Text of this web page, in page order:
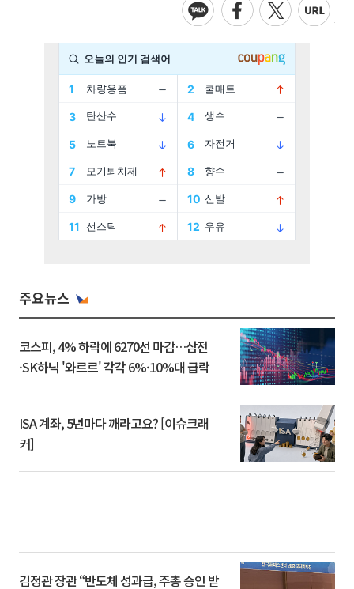
주요뉴스
코스피, 4% 하락에 6270선 마감…삼전
·SK하닉 '와르르' 각각 6%·10%대 급락
ISA 계좌, 5년마다 깨라고요? [이슈크래
커]
김정관 장관 “반도체 성과급, 주총 승인 받